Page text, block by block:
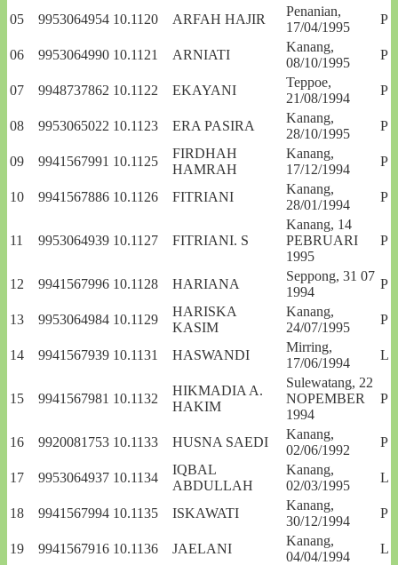
05 9953064954 10.1120 ARFAH HAJIR
Penanian,
17/04/1995
P
06 9953064990 10.1121 ARNIATI
Kanang,
08/10/1995
P
07 9948737862 10.1122 EKAYANI
Teppoe,
21/08/1994
P
08 9953065022 10.1123 ERA PASIRA
Kanang,
28/10/1995
P
09 9941567991 10.1125
FIRDHAH
HAMRAH
Kanang,
17/12/1994
P
10 9941567886 10.1126 FITRIANI
Kanang,
28/01/1994
P
11 9953064939 10.1127 FITRIANI. S
Kanang, 14
PEBRUARI
1995
P
12 9941567996 10.1128 HARIANA
Seppong, 31 07
1994
P
13 9953064984 10.1129
HARISKA
KASIM
Kanang,
24/07/1995
P
14 9941567939 10.1131 HASWANDI
Mirring,
17/06/1994
L
15 9941567981 10.1132
HIKMADIA A.
HAKIM
Sulewatang, 22
NOPEMBER
1994
P
16 9920081753 10.1133 HUSNA SAEDI
Kanang,
02/06/1992
P
17 9953064937 10.1134
IQBAL
ABDULLAH
Kanang,
02/03/1995
L
18 9941567994 10.1135 ISKAWATI
Kanang,
30/12/1994
P
19 9941567916 10.1136 JAELANI
Kanang,
04/04/1994
L